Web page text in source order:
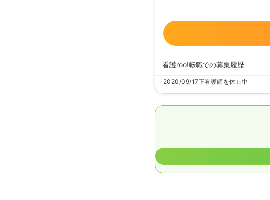
看護roo!転職での募集履歴
2020/09/17正看護師を休止中